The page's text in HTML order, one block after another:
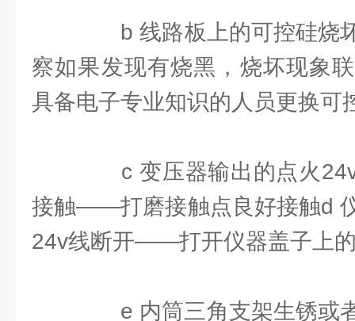
b 线路板上的可控硅烧
察如果发现有烧黑，烧坏现象
具备电子专业知识的人员更换可
c 变压器输出的点火24v
接触——打磨接触点良好接触d
24v线断开——打开仪器盖子上
e 内筒三角支架生锈或